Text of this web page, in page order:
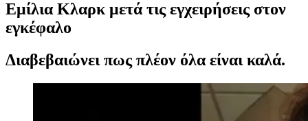
Εμίλια Κλαρκ μετά τις εγχειρήσεις στον
εγκέφαλο
Διαβεβαιώνει πως πλέον όλα είναι καλά.